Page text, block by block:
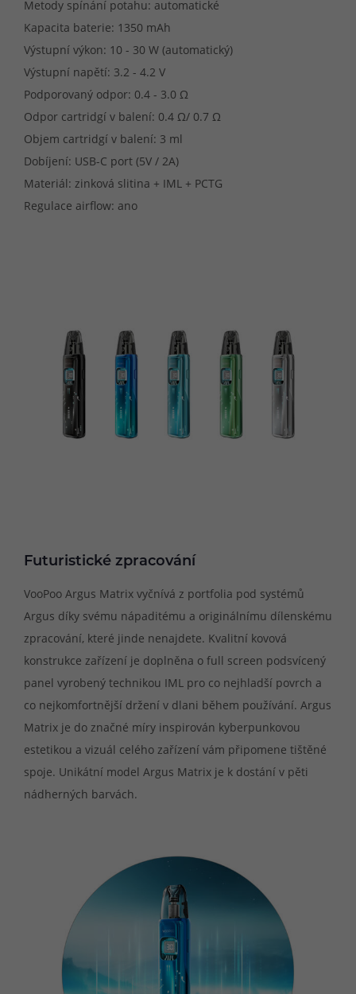
Metody spínání potahu: automatické
Kapacita baterie: 1350 mAh
Výstupní výkon: 10 - 30 W (automatický)
Výstupní napětí: 3.2 - 4.2 V
Podporovaný odpor: 0.4 - 3.0 Ω
Odpor cartridgí v balení: 0.4 Ω/ 0.7 Ω
Objem cartridgí v balení: 3 ml
Dobíjení: USB-C port (5V / 2A)
Materiál: zinková slitina + IML + PCTG
Regulace airflow: ano
Futuristické zpracování
VooPoo Argus Matrix vyčnívá z portfolia pod systémů
Argus díky svému nápaditému a originálnímu dílenskému
zpracování, které jinde nenajdete. Kvalitní kovová
konstrukce zařízení je doplněna o full screen podsvícený
panel vyrobený technikou IML pro co nejhladší povrch a
co nejkomfortnější držení v dlani během používání. Argus
Matrix je do značné míry inspirován kyberpunkovou
estetikou a vizuál celého zařízení vám připomene tištěné
spoje. Unikátní model Argus Matrix je k dostání v pěti
nádherných barvách.